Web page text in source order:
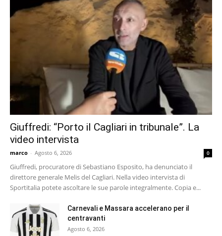
Giuffredi: “Porto il Cagliari in tribunale”. La
video intervista
marco - Agosto 6, 2026 0
Giuffredi, procuratore di Sebastiano Esposito, ha denunciato il
direttore generale Melis del Cagliari. Nella video intervista di
Sportitalia potete ascoltare le sue parole integralmente. Copia e...
Carnevali e Massara accelerano per il
centravanti
Agosto 6, 2026